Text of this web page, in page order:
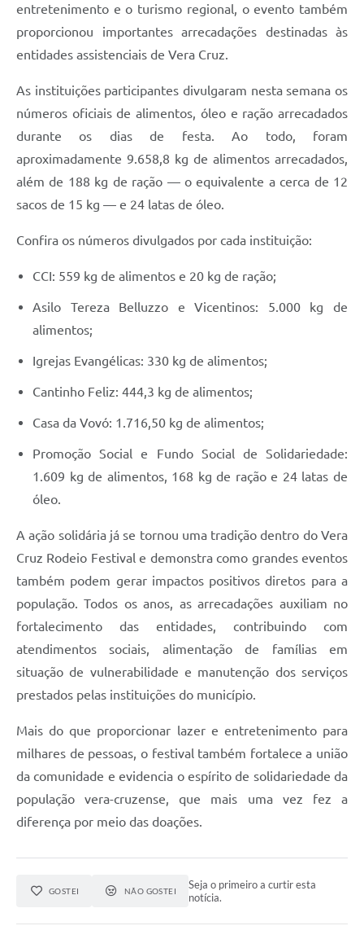
entretenimento e o turismo regional, o evento também
proporcionou importantes arrecadações destinadas às
entidades assistenciais de Vera Cruz.
As instituições participantes divulgaram nesta semana os
números oficiais de alimentos, óleo e ração arrecadados
durante os dias de festa. Ao todo, foram
aproximadamente 9.658,8 kg de alimentos arrecadados,
além de 188 kg de ração — o equivalente a cerca de 12
sacos de 15 kg — e 24 latas de óleo.
Confira os números divulgados por cada instituição:
CCI: 559 kg de alimentos e 20 kg de ração;
Asilo Tereza Belluzzo e Vicentinos: 5.000 kg de
alimentos;
Igrejas Evangélicas: 330 kg de alimentos;
Cantinho Feliz: 444,3 kg de alimentos;
Casa da Vovó: 1.716,50 kg de alimentos;
Promoção Social e Fundo Social de Solidariedade:
1.609 kg de alimentos, 168 kg de ração e 24 latas de
óleo.
A ação solidária já se tornou uma tradição dentro do Vera
Cruz Rodeio Festival e demonstra como grandes eventos
também podem gerar impactos positivos diretos para a
população. Todos os anos, as arrecadações auxiliam no
fortalecimento das entidades, contribuindo com
atendimentos sociais, alimentação de famílias em
situação de vulnerabilidade e manutenção dos serviços
prestados pelas instituições do município.
Mais do que proporcionar lazer e entretenimento para
milhares de pessoas, o festival também fortalece a união
da comunidade e evidencia o espírito de solidariedade da
população vera-cruzense, que mais uma vez fez a
diferença por meio das doações.
GOSTEI NÃO GOSTEI
Seja o primeiro a curtir esta
notícia.